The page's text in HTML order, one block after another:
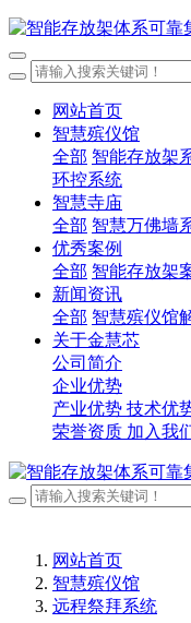
网站首页
智慧殡仪馆
全部 智能存放架
环控系统
智慧寺庙
全部 智慧万佛墙
优秀案例
全部 智能存放架
新闻资讯
全部 智慧殡仪馆
关于金慧芯
公司简介
企业优势
产业优势 技术优
荣誉资质 加入我
网站首页
智慧殡仪馆
远程祭拜系统